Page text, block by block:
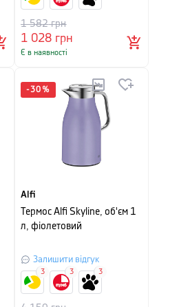
1 028 грн
1 582грн
Є в наявності
-30 %
Alfi
Термос Alfi Skyline, об'єм 1
л, фіолетовий
Залишити відгук
3 3 3